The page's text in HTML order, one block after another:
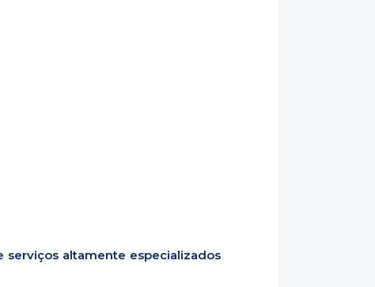
serviços altamente especializados